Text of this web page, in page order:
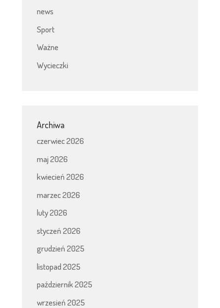
news
Sport
Ważne
Wycieczki
Archiwa
czerwiec 2026
maj 2026
kwiecień 2026
marzec 2026
luty 2026
styczeń 2026
grudzień 2025
listopad 2025
październik 2025
wrzesień 2025